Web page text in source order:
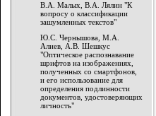
В.А. Малых, В.А. Лялин "К
вопросу о классификации
зашумленных текстов"
Ю.С. Чернышова, М.А.
Алиев, А.В. Шешкус
"Оптическое распознавание
шрифтов на изображениях,
полученных со смартфонов,
и его использование для
определения подлинности
документов, удостоверяющих
личность"